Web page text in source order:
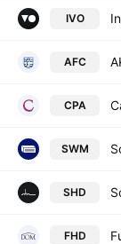
IVO
AFC
CPA
SWM
SHD
FHD